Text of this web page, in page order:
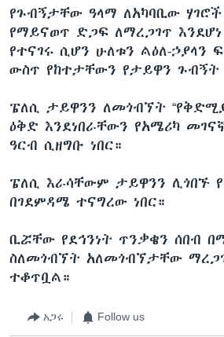
የጉብኝታቸው ዓላማ ለአካባቢው ሃገሮች
የማይናወጥ ድጋፍ ለማረጋገጥ
የተናገሩ ሲሆን ሁለቱን ልዕለ-ኃያላን
ውስጥ የከተታቸውን የታይዋን ጉብኝት
ፔለሲ ታይዋንን ለመጎብኘት
ዕቅድ እንደነበራቸውን የአሜሪካ
ዓርብ ሲዘግቡ ነበር።
ፔለሲ እራሳቸውም ታይዋንን ሊጎበኙ
በገደምዳሜ ተናግረው ነበር።
ቢሯቸው የደኅንነት ጥንቃቄን ሰበብ
ስለመጎብኘት አለመጎብኘታቸው
ተቆጥቧል።
አጋሩ Follow us